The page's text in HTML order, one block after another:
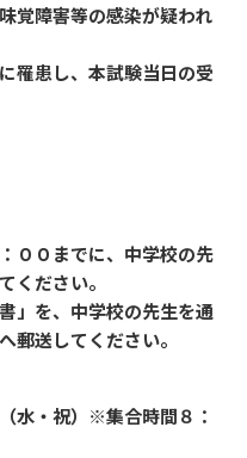
覚障害等の感染が疑われ
罹患し、本試験当日の受
００までに、中学校の先
ください。
を、中学校の先生を通
郵送してください。
水・祝）※集合時間８：